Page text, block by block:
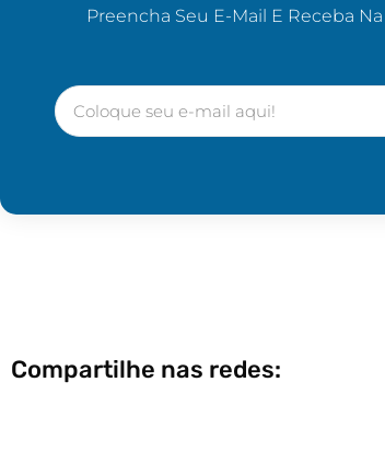
Preencha Seu E-Mail E Receba
Compartilhe nas redes: